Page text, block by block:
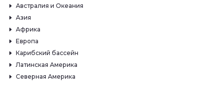
Австралия и Океания
Азия
Африка
Европа
Карибский бассейн
Латинская Америка
Северная Америка